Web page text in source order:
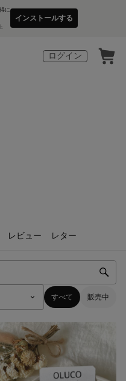
に
インストールする
ログイン
レビュー レター
すべて 販売中